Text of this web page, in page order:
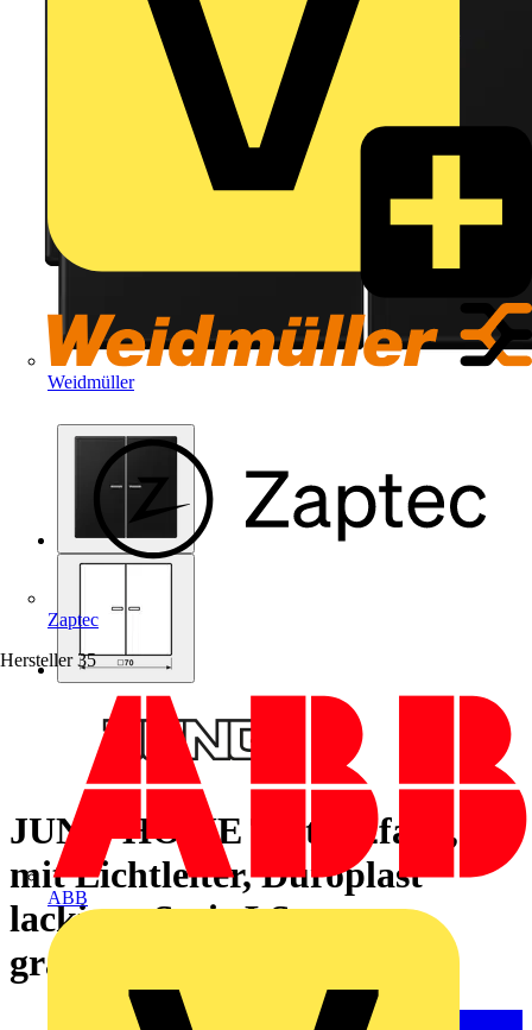
Weidmüller
Zaptec
Hersteller 35
ABB
JUNG HOME Taster 2fach,
mit Lichtleiter, Duroplast
lackiert, Serie LS,
graphitschwarz matt